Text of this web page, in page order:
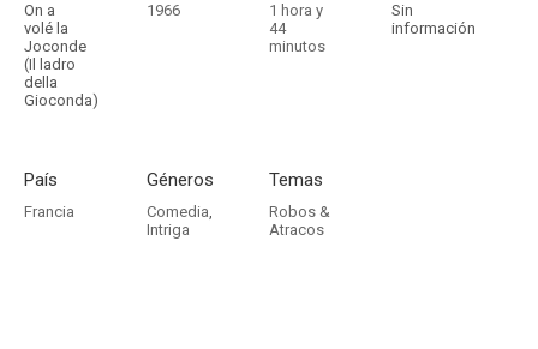
On a
volé la
Joconde
(Il ladro
della
Gioconda)
1966
1 hora y
44
minutos
Sin
información
País
Francia
Géneros
Comedia,
Intriga
Temas
Robos &
Atracos